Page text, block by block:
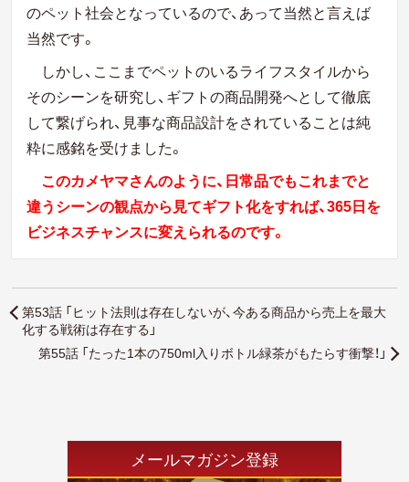
のペット社会となっているので、あって当然と言えば
当然です。
しかし、ここまでペットのいるライフスタイルから
そのシーンを研究し、ギフトの商品開発へとして徹底
して繋げられ、見事な商品設計をされていることは純
粋に感銘を受けました。
このカメヤマさんのように、日常品でもこれまでと
違うシーンの観点から見てギフト化をすれば、365日を
ビジネスチャンスに変えられるのです。
第53話 「ヒット法則は存在しないが、今ある商品から売上を最大
化する戦術は存在する」
第55話 「たった1本の750ml入りボトル緑茶がもたらす衝撃！」
メールマガジン登録